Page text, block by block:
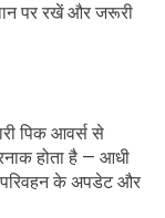
पर रखें और जरूरी
पिक आवर्स से
होता है — आधी
परिवहन के अपडेट और